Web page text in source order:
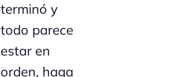
terminó y
todo parece
estar en
orden, haga